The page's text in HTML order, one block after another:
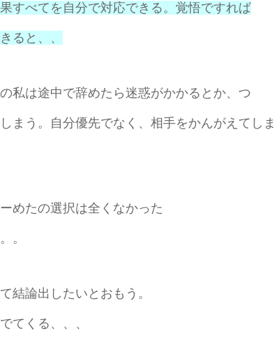
すべてを自分で対応できる。覚悟ですれば
ると、、
私は途中で辞めたら迷惑がかかるとか、つ
まう。自分優先でなく、相手をかんがえてしま
めたの選択は全くなかった
。
結論出したいとおもう。
てくる、、、